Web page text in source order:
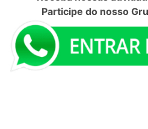
Participe do nosso